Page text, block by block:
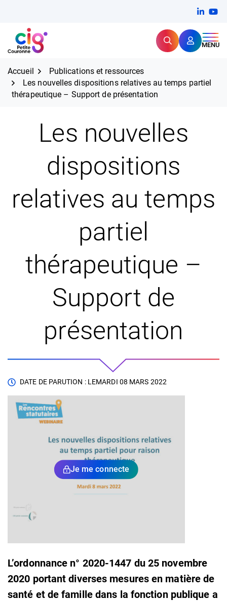
contenu
CIG Petite Couronne RechercherMENU
Expertise et proximité pour
Accueil
Publications et ressources
Les nouvelles dispositions relatives au temps partiel
thérapeutique – Support de présentation
Les nouvelles
dispositions
relatives au temps
partiel
thérapeutique –
Support de
présentation
DATE DE PARUTION : LEMARDI 08 MARS 2022
Je me connecte
L’ordonnance n° 2020-1447 du 25 novembre
2020 portant diverses mesures en matière de
santé et de famille dans la fonction publique a